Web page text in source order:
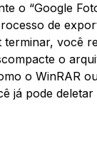
o “Google
de
você
o
o WinRAR
já pode